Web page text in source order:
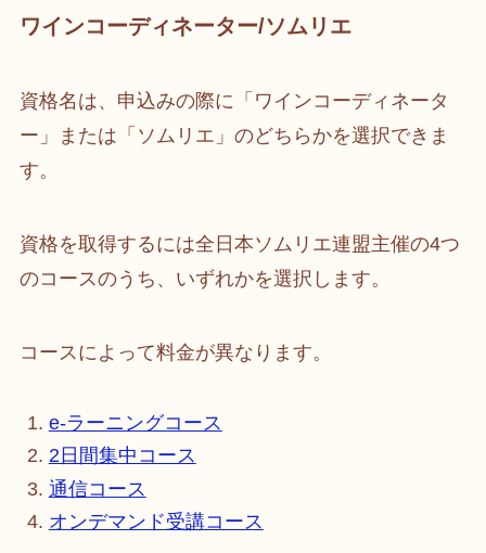
ワインコーディネーター/ソムリエ
資格名は、申込みの際に「ワインコーディネータ
ー」または「ソムリエ」のどちらかを選択できま
す。
資格を取得するには全日本ソムリエ連盟主催の4つ
のコースのうち、いずれかを選択します。
コースによって料金が異なります。
e-ラーニングコース
2日間集中コース
通信コース
オンデマンド受講コース